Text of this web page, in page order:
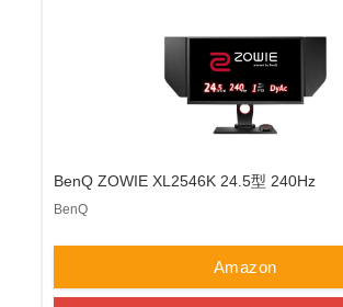
BenQ ZOWIE XL2546K 24.5型 240Hz
BenQ
Amazon